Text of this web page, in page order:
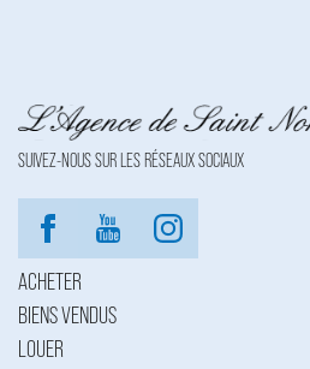
SUIVEZ-NOUS SUR LES RÉSEAUX SOCIAUX
ACHETER
BIENS VENDUS
LOUER